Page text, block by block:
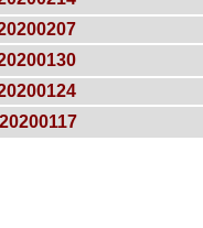
20200117